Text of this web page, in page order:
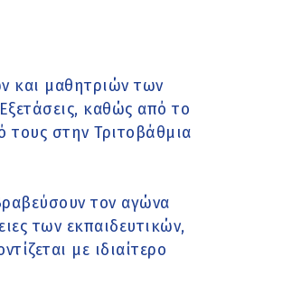
και μαθητριών των
καθώς από το
τους στην Τριτοβάθμια
τον αγώνα
των εκπαιδευτικών,
με ιδιαίτερο